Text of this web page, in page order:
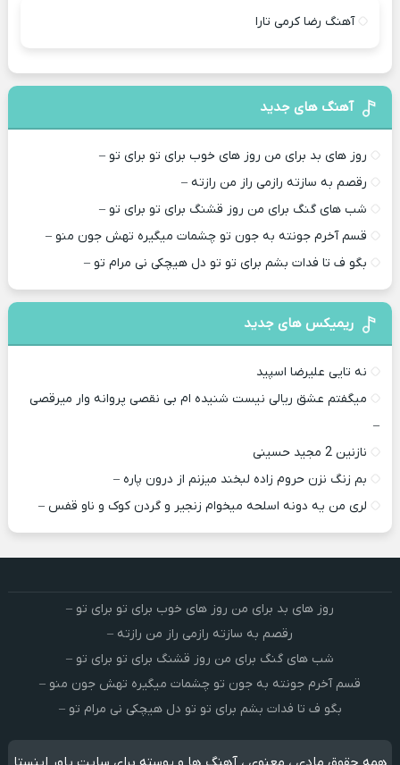
آهنگ رضا کرمی تارا
آهنگ های جدید
روز های بد برای من روز های خوب برای تو برای تو –
رقصم به سازته رازمی راز من رازته –
شب های گنگ برای من روز قشنگ برای تو برای تو –
قسم آخرم جونته به جون تو چشمات میگیره تهش جون منو –
بگو ف تا فدات بشم برای تو تو دل هیچکی نی مرام تو –
ریمیکس های جدید
نه تایی علیرضا اسپید
میگفتم عشق ریالی نیست شنیده ام بی نقصی پروانه وار میرقصی
–
نازنین 2 مجید حسینی
بم زنگ نزن حروم زاده لبخند میزنم از درون پاره –
لری من یه دونه اسلحه میخوام زﻧﺠﻴﺮ و ﮔﺮدن ﻛﻮک و ﻧﺎو ﻗﻔﺲ –
روز های بد برای من روز های خوب برای تو برای تو –
رقصم به سازته رازمی راز من رازته –
شب های گنگ برای من روز قشنگ برای تو برای تو –
قسم آخرم جونته به جون تو چشمات میگیره تهش جون منو –
بگو ف تا فدات بشم برای تو تو دل هیچکی نی مرام تو –